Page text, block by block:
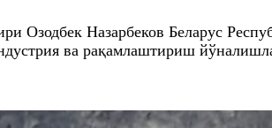
Озодбек Назарбеков Беларус
ва рақамлаштириш